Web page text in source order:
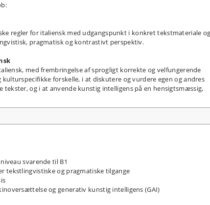
regler for italiensk med udgangspunkt i konkret tekstmateriale
pragmatisk og kontrastivt perspektiv.
med frembringelse af sprogligt korrekte og velfungerende
forskelle, i at diskutere og vurdere egen og andres
og i at anvende kunstig intelligens på en hensigtsmæssig,
svarende til B1
tekstlingvistiske og pragmatiske tilgange
og generativ kunstig intelligens (GAI)